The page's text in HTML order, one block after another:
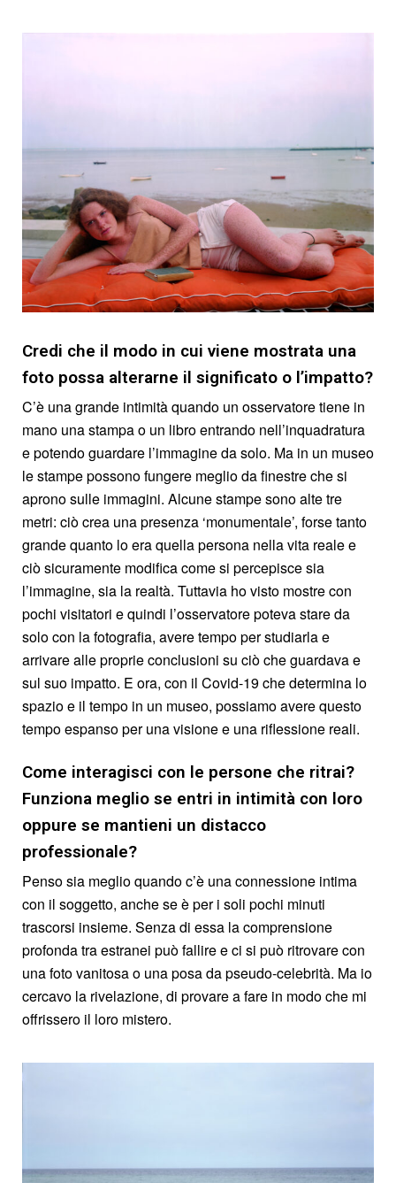
Credi che il modo in cui viene mostrata una
foto possa alterarne il significato o l’impatto?
C’è una grande intimità quando un osservatore tiene in
mano una stampa o un libro entrando nell’inquadratura
e potendo guardare l’immagine da solo. Ma in un museo
le stampe possono fungere meglio da finestre che si
aprono sulle immagini. Alcune stampe sono alte tre
metri: ciò crea una presenza ‘monumentale’, forse tanto
grande quanto lo era quella persona nella vita reale e
ciò sicuramente modifica come si percepisce sia
l’immagine, sia la realtà. Tuttavia ho visto mostre con
pochi visitatori e quindi l’osservatore poteva stare da
solo con la fotografia, avere tempo per studiarla e
arrivare alle proprie conclusioni su ciò che guardava e
sul suo impatto. E ora, con il Covid-19 che determina lo
spazio e il tempo in un museo, possiamo avere questo
tempo espanso per una visione e una riflessione reali.
Come interagisci con le persone che ritrai?
Funziona meglio se entri in intimità con loro
oppure se mantieni un distacco
professionale?
Penso sia meglio quando c’è una connessione intima
con il soggetto, anche se è per i soli pochi minuti
trascorsi insieme. Senza di essa la comprensione
profonda tra estranei può fallire e ci si può ritrovare con
una foto vanitosa o una posa da pseudo-celebrità. Ma io
cercavo la rivelazione, di provare a fare in modo che mi
offrissero il loro mistero.